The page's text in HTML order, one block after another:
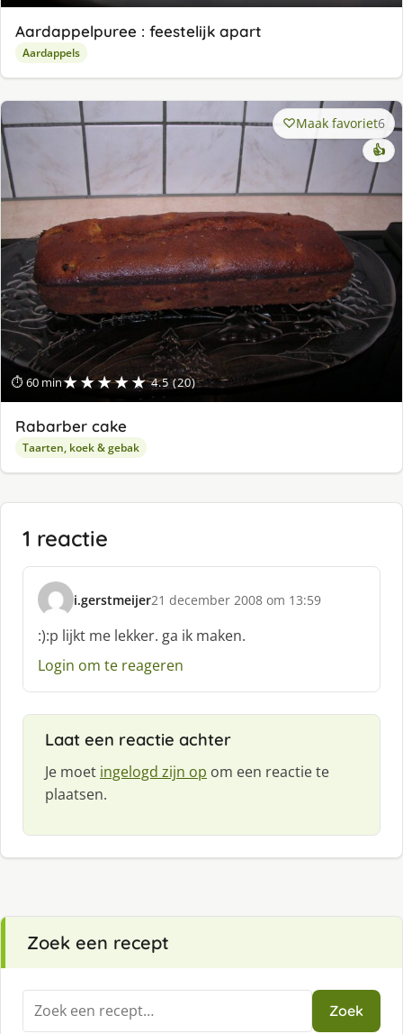
Aardappelpuree : feestelijk apart
Aardappels
⏱ 60 min★★★★★ 4.5 (20)
Maak favoriet6
👍
Rabarber cake
Taarten, koek & gebak
1 reactie
i.gerstmeijer
s
c
h
r
21 december 2008 om 13:59
:):p lijkt me lekker. ga ik maken.
Login om te reageren
Laat een reactie achter
Je moet ingelogd zijn op om een reactie te
plaatsen.
Zoek een recept
Zoeken
naar:
Zoek